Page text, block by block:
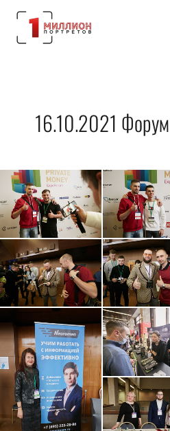
16.10.2021